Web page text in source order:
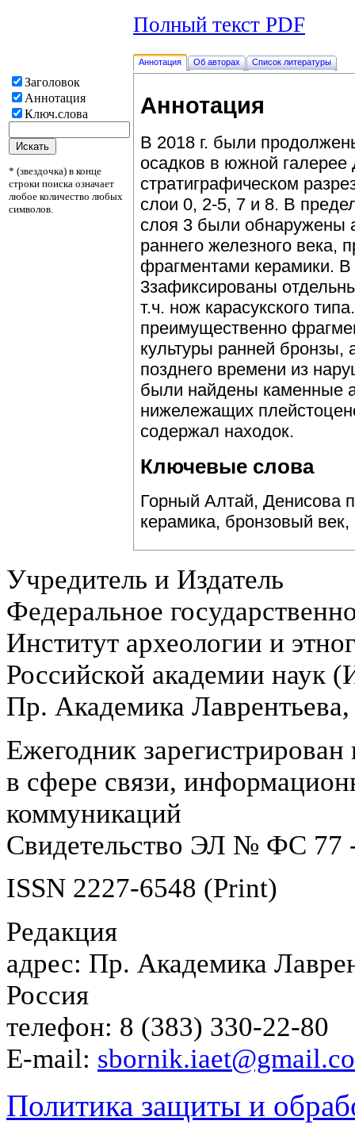
Заголовок
Аннотация
Ключ.слова
* (звездочка) в конце
строки поиска означает
любое количество любых
символов.
Полный текст PDF
Аннотация Об авторах Список литературы
Аннотация
В 2018 г. были
осадков в южной
стратиграфическом
слои 0, 2-5, 7 и 8. В
слоя 3 были обнаружены
раннего железного века,
фрагментами керамики.
3зафиксированы
т.ч. нож карасукского
преимущественно
культуры ранней
позднего времени из
были найдены каменные
нижележащих
содержал находок.
Ключевые слова
Горный Алтай, Денисова
керамика, бронзовый
Учредитель и Издатель
Федеральное
Институт археологии и
Российской академии
Пр. Академика
Ежегодник
в сфере связи,
коммуникаций
Свидетельство ЭЛ № ФС 77
ISSN 2227-6548 (Print)
Редакция
адрес: Пр. Академика
Россия
телефон: 8 (383) 330-22-80
E-mail:
Политика защиты и